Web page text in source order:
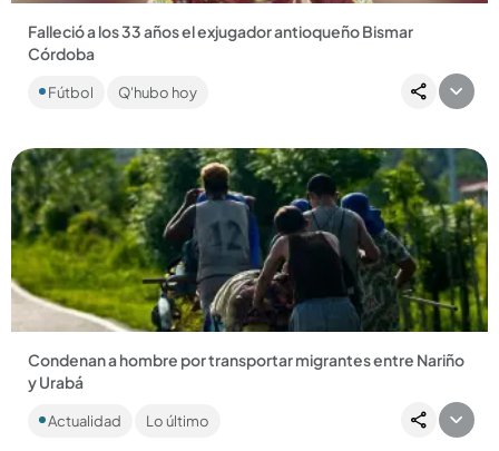
Falleció a los 33 años el exjugador antioqueño Bismar
Córdoba
A lo largo de su carrera hizo parte de clubes como Leones,
Once Caldas, Deportes Tolima y Envigado FC....
Fútbol Q'hubo hoy
Compartir Noticia
Condenan a hombre por transportar migrantes entre Nariño
y Urabá
El sujeto hacía parte de una red ilegal de tráfico de migrantes
que los transportaba por tierra hasta el municipio de
Actualidad Lo último